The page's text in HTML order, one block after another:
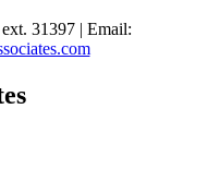
ext. 31397 | Email: